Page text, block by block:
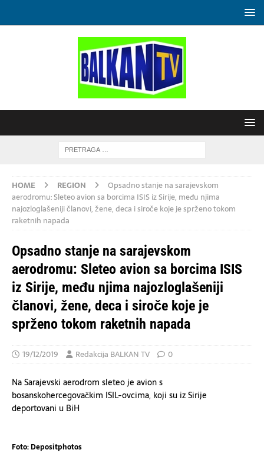
HOME REGION
Opsadno stanje na sarajevskom
aerodromu: Sleteo avion sa borcima ISIS iz Sirije, među njima
najozloglašeniji članovi, žene, deca i siroče koje je sprženo tokom
raketnih napada
Opsadno stanje na sarajevskom
aerodromu: Sleteo avion sa borcima ISIS
iz Sirije, među njima najozloglašeniji
članovi, žene, deca i siroče koje je
sprženo tokom raketnih napada
19/12/2019 Redakcija BALKAN TV 0
Na Sarajevski aerodrom sleteo je avion s
bosanskohercegovačkim ISIL-ovcima, koji su iz Sirije
deportovani u BiH
Foto: Depositphotos